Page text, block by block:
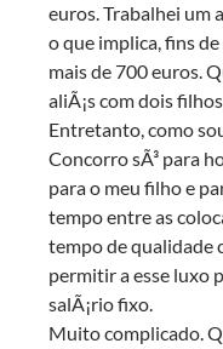
euros. Trabalhei um
o que implica, fins
mais de 700 euros.
aliÃ¡s com dois
Entretanto, como
Concorro sÃ³ para
para o meu filho e
tempo entre as
tempo de qualidade
permitir a esse luxo
salÃ¡rio fixo.
Muito complicado.